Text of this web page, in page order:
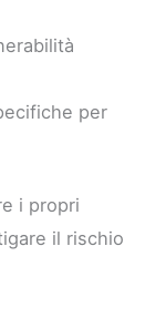
per
i propri
il rischio